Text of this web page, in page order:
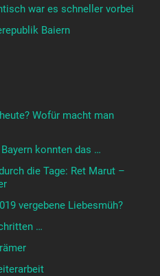
war es schneller vorbei
Baiern
Wofür macht man
konnten das …
die Tage: Ret Marut –
vergebene Liebesmüh?
…